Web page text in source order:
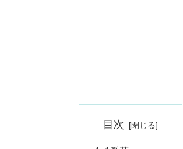
目次